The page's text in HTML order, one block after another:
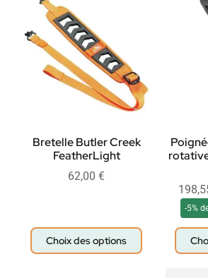
Bretelle Butler Creek
FeatherLight
62,00 €
Choix des options
-5%